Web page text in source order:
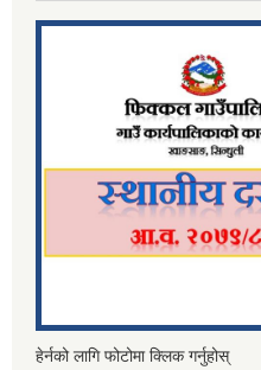
हेर्नको लागि फोटोमा क्लिक गर्नुहोस्